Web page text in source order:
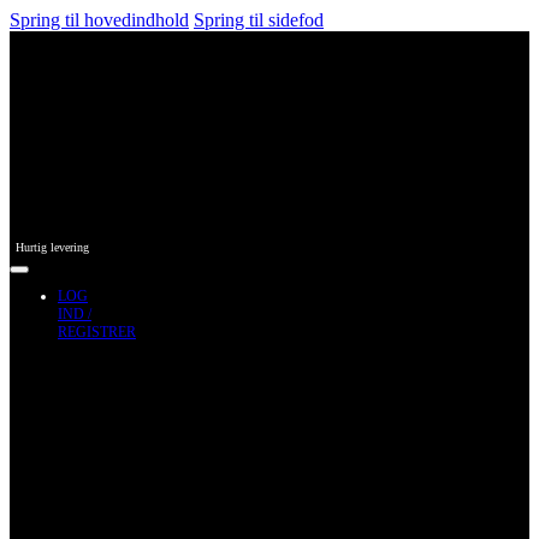
Spring til hovedindhold Spring til sidefod
Hurtig levering
LOG
IND /
REGISTRER